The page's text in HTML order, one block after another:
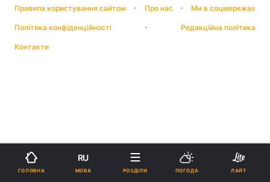
Правила користування сайтом Про нас Ми в соцмережах
Політика конфіденційності Редакційна політика
Контакти
ГОЛОВНА
RU
МОВА РОЗДІЛИ ПОГОДА ЛАЙТ